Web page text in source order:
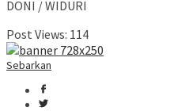
DONI / WIDURI
Post Views: 114
Sebarkan